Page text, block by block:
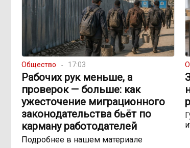
Общество 17:03
Рабочих рук меньше, а
проверок — больше: как
ужесточение миграционного
законодательства бьёт по
карману работодателей
Подробнее в нашем материале